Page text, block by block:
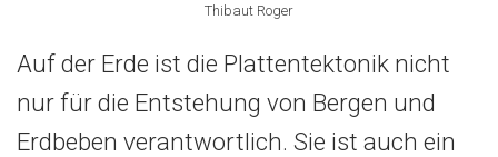
Thibaut Roger
Auf der Erde ist die Plattentektonik nicht
nur für die Entstehung von Bergen und
Erdbeben verantwortlich. Sie ist auch ein